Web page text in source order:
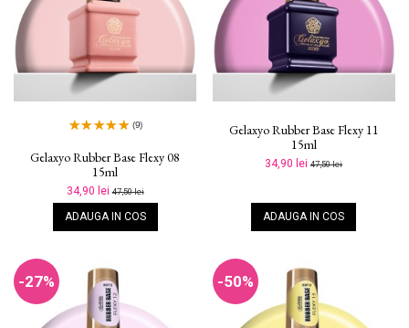
(9)
Gelaxyo Rubber Base Flexy 08
15ml
34,90 lei47,50 lei
ADAUGA IN COS
Gelaxyo Rubber Base Flexy 11
15ml
34,90 lei47,50 lei
ADAUGA IN COS
-27% -50%